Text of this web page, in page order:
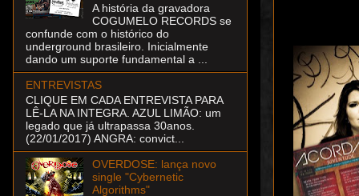
A história da gravadora
COGUMELO RECORDS se
confunde com o histórico do
underground brasileiro. Inicialmente
dando um suporte fundamental a ...
ENTREVISTAS
CLIQUE EM CADA ENTREVISTA PARA
LÊ-LA NA INTEGRA. AZUL LIMÃO: um
legado que já ultrapassa 30anos.
(22/01/2017) ANGRA: convict...
OVERDOSE: lança novo
single "Cybernetic
Algorithms"